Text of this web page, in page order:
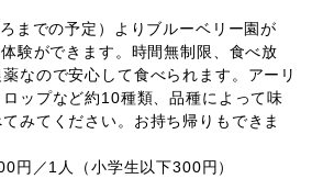
までの予定）よりブルーベリー園が
験ができます。時間無制限、食べ放
なので安心して食べられます。アーリ
ップなど約10種類、品種によって味
みてください。お持ち帰りもできま
円／1人（小学生以下300円）